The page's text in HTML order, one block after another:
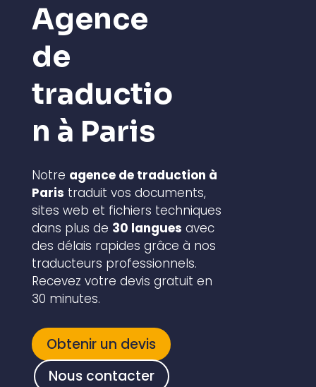
Agence
de
traductio
n à Paris
Notre agence de traduction à
Paris traduit vos documents,
sites web et fichiers techniques
dans plus de 30 langues avec
des délais rapides grâce à nos
traducteurs professionnels.
Recevez votre devis gratuit en
30 minutes.
Obtenir un devis
Nous contacter